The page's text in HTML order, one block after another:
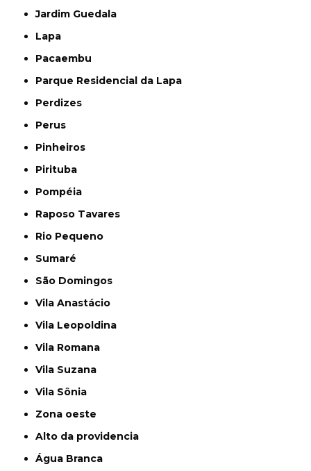
Jardim Guedala
Lapa
Pacaembu
Parque Residencial da Lapa
Perdizes
Perus
Pinheiros
Pirituba
Pompéia
Raposo Tavares
Rio Pequeno
Sumaré
São Domingos
Vila Anastácio
Vila Leopoldina
Vila Romana
Vila Suzana
Vila Sônia
Zona oeste
alto da providencia
Água Branca